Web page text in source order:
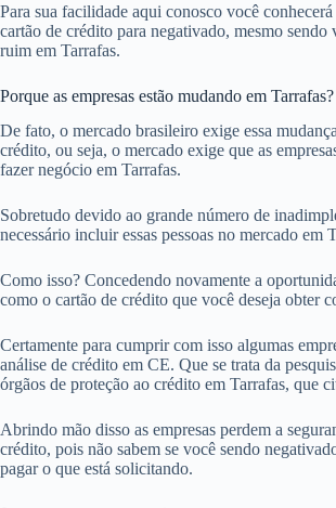
Para sua facilidade aqui conosco você
cartão de crédito para negativado, mesmo sendo
ruim em Tarrafas.
Porque as empresas estão mudando em Tarrafas?
De fato, o mercado brasileiro exige essa
crédito, ou seja, o mercado exige que as
fazer negócio em Tarrafas.
Sobretudo devido ao grande número de
necessário incluir essas pessoas no mercado em
Como isso? Concedendo novamente a
como o cartão de crédito que você deseja obter
Certamente para cumprir com isso algumas
análise de crédito em CE. Que se trata da
órgãos de proteção ao crédito em Tarrafas, que
Abrindo mão disso as empresas perdem a
crédito, pois não sabem se você sendo
pagar o que está solicitando.